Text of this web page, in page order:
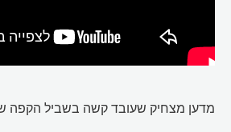
מדען מצחיק שעובד קשה בשביל הקפה